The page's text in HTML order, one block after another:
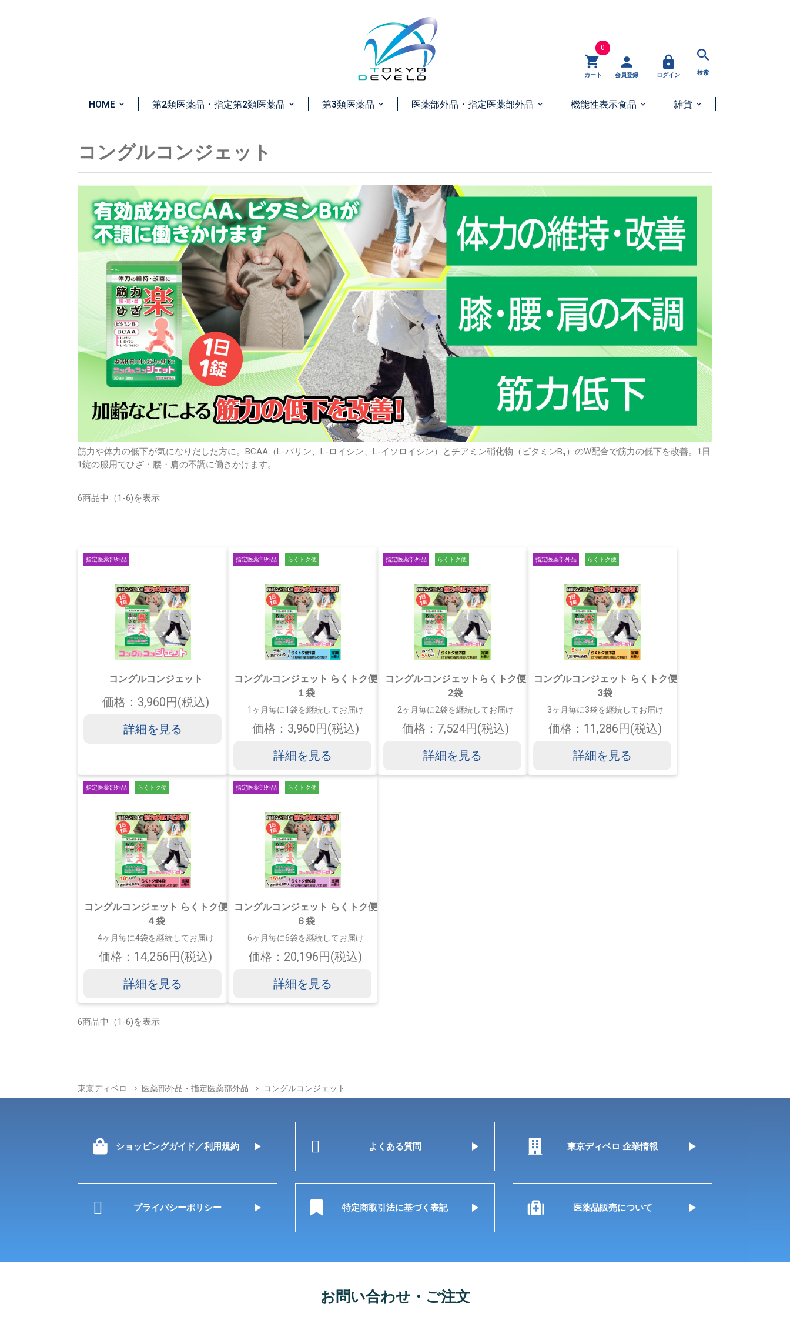
HOME 第2類医薬品・指定第2類医薬品 第3類医薬品 医薬部外品・指定医薬部外品 機能性表示食品 雑貨
0
カート 会員登録 ログイン 検索
コングルコンジェット
筋力や体力の低下が気になりだした方に。BCAA（L-バリン、L-ロイシン、L-イソロイシン）とチアミン硝化物（ビタミンB₁）のW配合で筋力の低下を改善。1日
1錠の服用でひざ・腰・肩の不調に働きかけます。
6商品中（1-6)を表示
指定医薬部外品
コングルコンジェット
価格：3,960円(税込)
詳細を見る
指定医薬部外品 らくトク便
コングルコンジェット らくトク便
１袋
1ヶ月毎に1袋を継続してお届け
価格：3,960円(税込)
詳細を見る
指定医薬部外品 らくトク便
コングルコンジェットらくトク便
2袋
2ヶ月毎に2袋を継続してお届け
価格：7,524円(税込)
詳細を見る
指定医薬部外品 らくトク便
コングルコンジェット らくトク便
3袋
3ヶ月毎に3袋を継続してお届け
価格：11,286円(税込)
詳細を見る
指定医薬部外品 らくトク便
コングルコンジェット らくトク便
４袋
4ヶ月毎に4袋を継続してお届け
価格：14,256円(税込)
詳細を見る
指定医薬部外品 らくトク便
コングルコンジェット らくトク便
６袋
6ヶ月毎に6袋を継続してお届け
価格：20,196円(税込)
詳細を見る
6商品中（1-6)を表示
東京ディベロ 医薬部外品・指定医薬部外品 コングルコンジェット
ショッピングガイド／利用規約 よくある質問 東京ディベロ 企業情報
プライバシーポリシー 特定商取引法に基づく表記 医薬品販売について
お問い合わせ・ご注文